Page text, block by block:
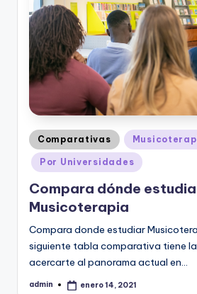
Publicado
en
Comparativas
Por Universidades
Compara dónde
Musicoterapia
Compara donde estudiar
siguiente tabla comparativa tiene
acercarte al panorama actual en…
Publicado
admin enero 14, 2021